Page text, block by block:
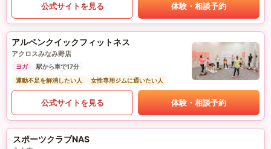
公式サイトを見る 体験・相談予約
アルペンクイックフィットネス
アクロスみなみ野店
ヨガ
駅から車で17分
運動不足を解消したい人
女性専用ジムに通いたい人
公式サイトを見る 体験・相談予約
スポーツクラブNAS